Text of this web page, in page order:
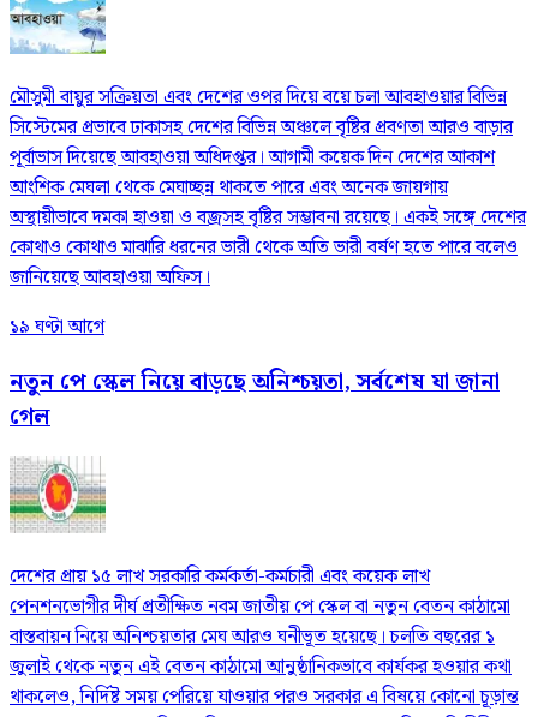
মৌসুমী বায়ুর সক্রিয়তা এবং দেশের ওপর দিয়ে বয়ে চলা আবহাওয়ার বিভিন্ন
সিস্টেমের প্রভাবে ঢাকাসহ দেশের বিভিন্ন অঞ্চলে বৃষ্টির প্রবণতা আরও বাড়ার
পূর্বাভাস দিয়েছে আবহাওয়া অধিদপ্তর। আগামী কয়েক দিন দেশের আকাশ
আংশিক মেঘলা থেকে মেঘাচ্ছন্ন থাকতে পারে এবং অনেক জায়গায়
অস্থায়ীভাবে দমকা হাওয়া ও বজ্রসহ বৃষ্টির সম্ভাবনা রয়েছে। একই সঙ্গে দেশের
কোথাও কোথাও মাঝারি ধরনের ভারী থেকে অতি ভারী বর্ষণ হতে পারে বলেও
জানিয়েছে আবহাওয়া অফিস।
১৯ ঘণ্টা আগে
নতুন পে স্কেল নিয়ে বাড়ছে অনিশ্চয়তা, সর্বশেষ যা জানা
গেল
দেশের প্রায় ১৫ লাখ সরকারি কর্মকর্তা-কর্মচারী এবং কয়েক লাখ
পেনশনভোগীর দীর্ঘ প্রতীক্ষিত নবম জাতীয় পে স্কেল বা নতুন বেতন কাঠামো
বাস্তবায়ন নিয়ে অনিশ্চয়তার মেঘ আরও ঘনীভূত হয়েছে। চলতি বছরের ১
জুলাই থেকে নতুন এই বেতন কাঠামো আনুষ্ঠানিকভাবে কার্যকর হওয়ার কথা
থাকলেও, নির্দিষ্ট সময় পেরিয়ে যাওয়ার পরও সরকার এ বিষয়ে কোনো চূড়ান্ত